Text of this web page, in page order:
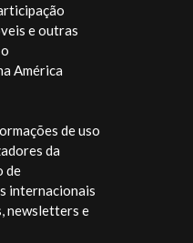
e outras
América
de uso
da
de
internacionais
newsletters e